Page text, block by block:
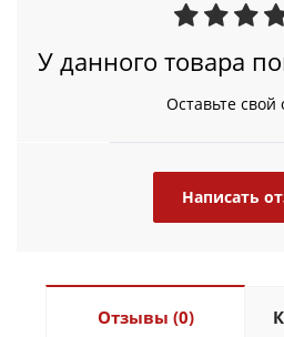
У данного товара
Оставьте свой
Написать
Отзывы (0)